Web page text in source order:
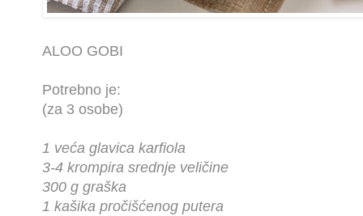
ALOO GOBI
Potrebno je:
(za 3 osobe)
1 veća glavica karfiola
3-4 krompira srednje veličine
300 g graška
1 kašika pročišćenog putera